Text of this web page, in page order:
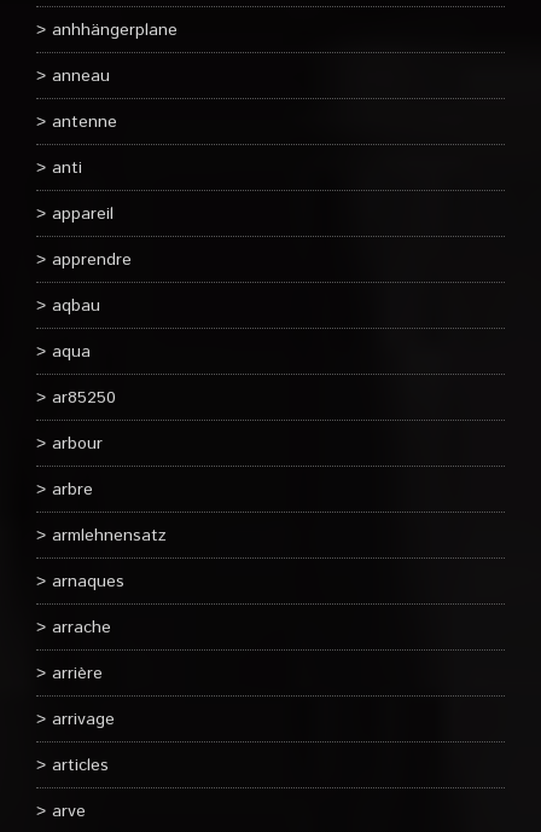
anhhängerplane
anneau
antenne
anti
appareil
apprendre
aqbau
aqua
ar85250
arbour
arbre
armlehnensatz
arnaques
arrache
arrière
arrivage
articles
arve